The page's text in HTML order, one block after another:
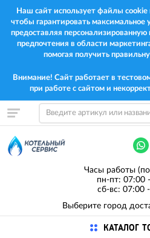
Наш сайт использует файлы cookie
чтобы гарантировать максимальное
предоставляя
предпочтения в области
помогая получить
Внимание! Сайт работает в
при работе с сайтом и
Часы работы
пн-пт: 07:00
сб-вс: 07:00
Выберите город
КАТАЛОГ